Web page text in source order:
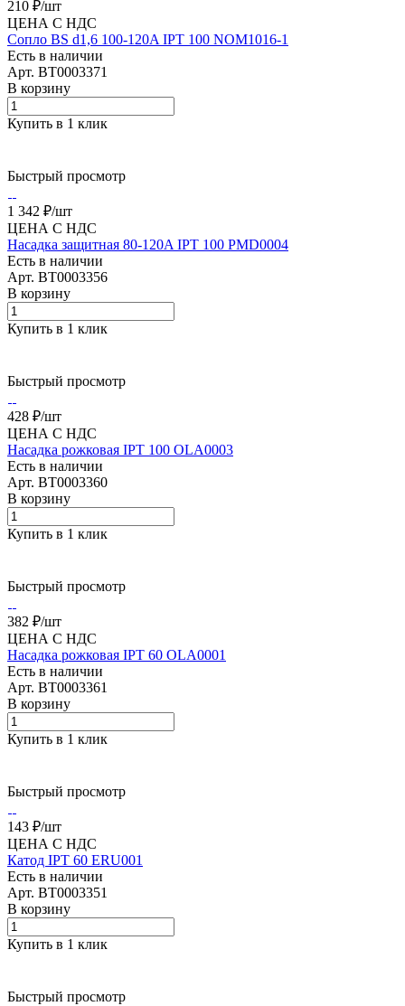
210 ₽/шт
ЦЕНА С НДС
Сопло BS d1,6 100-120A IPT 100 NOM1016-1
Есть в наличии
Арт. BT0003371
В корзину
Купить в 1 клик
Быстрый просмотр
1 342 ₽/шт
ЦЕНА С НДС
Насадка защитная 80-120A IPT 100 PMD0004
Есть в наличии
Арт. BT0003356
В корзину
Купить в 1 клик
Быстрый просмотр
428 ₽/шт
ЦЕНА С НДС
Насадка рожковая IPT 100 OLA0003
Есть в наличии
Арт. BT0003360
В корзину
Купить в 1 клик
Быстрый просмотр
382 ₽/шт
ЦЕНА С НДС
Насадка рожковая IPT 60 OLA0001
Есть в наличии
Арт. BT0003361
В корзину
Купить в 1 клик
Быстрый просмотр
143 ₽/шт
ЦЕНА С НДС
Катод IPT 60 ERU001
Есть в наличии
Арт. BT0003351
В корзину
Купить в 1 клик
Быстрый просмотр